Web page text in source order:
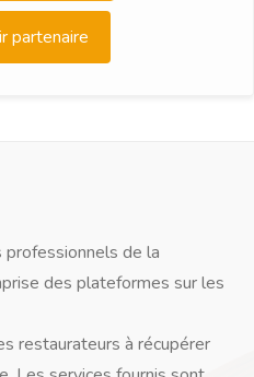
partenaire
de la
des plateformes sur les
restaurateurs à récupérer